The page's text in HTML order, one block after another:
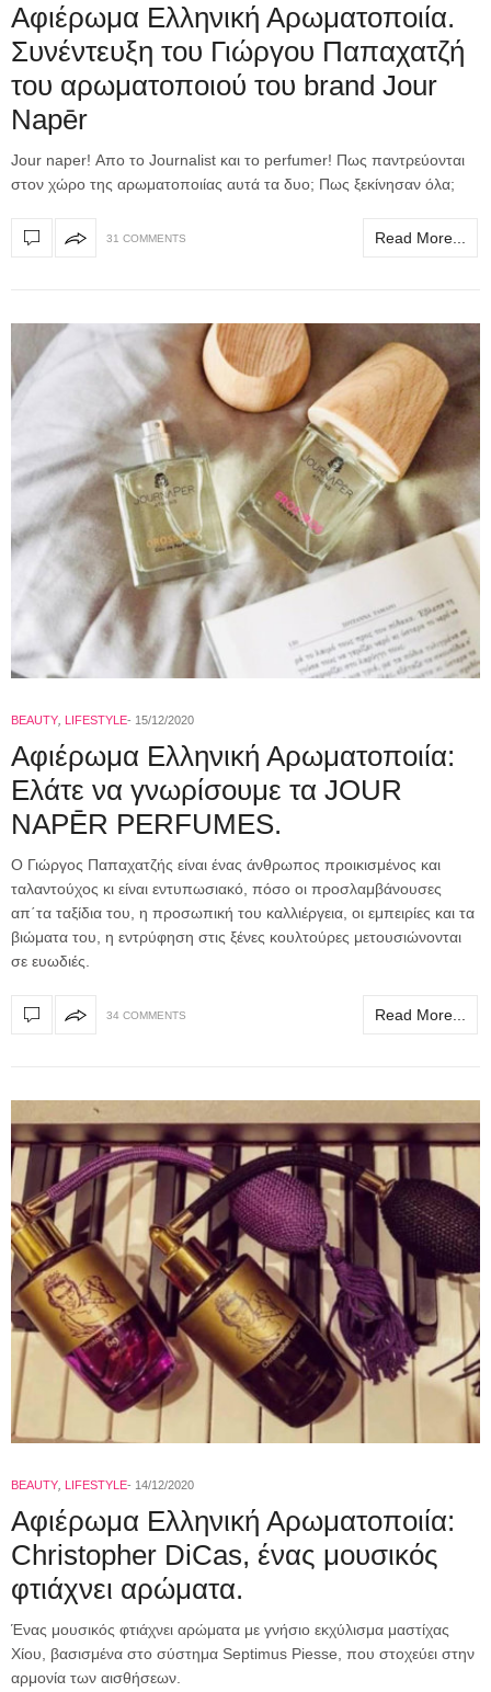
Αφιέρωμα Ελληνική Αρωματοποιία.
Συνέντευξη του Γιώργου Παπαχατζή
του αρωματοποιού του brand Jour
Napēr
Jour naper! Απο το Journalist και το perfumer! Πως παντρεύονται
στον χώρο της αρωματοποιίας αυτά τα δυο; Πως ξεκίνησαν όλα;
31 COMMENTS Read More...
BEAUTY, LIFESTYLE 15/12/2020
Αφιέρωμα Ελληνική Αρωματοποιία:
Ελάτε να γνωρίσουμε τα JOUR
NAPĒR PERFUMES.
Ο Γιώργος Παπαχατζής είναι ένας άνθρωπος προικισμένος και
ταλαντούχος κι είναι εντυπωσιακό, πόσο οι προσλαμβάνουσες
απ΄τα ταξίδια του, η προσωπική του καλλιέργεια, οι εμπειρίες και τα
βιώματα του, η εντρύφηση στις ξένες κουλτούρες μετουσιώνονται
σε ευωδιές.
34 COMMENTS Read More...
BEAUTY LIFESTYLE 14/12/2020
Αφιέρωμα Ελληνική Αρωματοποιία:
Christopher DiCas, ένας μουσικός
φτιάχνει αρώματα.
Ένας μουσικός φτιάχνει αρώματα με γνήσιο εκχύλισμα μαστίχας
Χίου, βασισμένα στο σύστημα Septimus Piesse, που στοχεύει στην
αρμονία των αισθήσεων.